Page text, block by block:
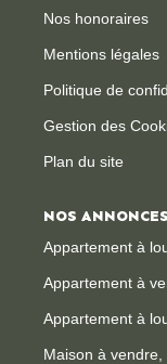
Nos honoraires
Mentions légales
Politique de
Gestion des
Plan du site
NOS ANNONCES
Appartement à
Appartement à
Appartement à
Maison à